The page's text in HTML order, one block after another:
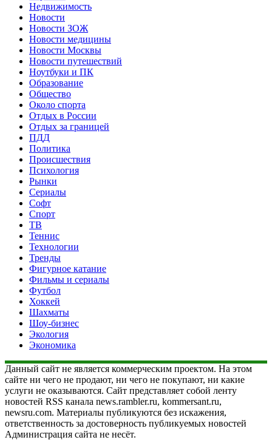
Недвижимость
Новости
Новости ЗОЖ
Новости медицины
Новости Москвы
Новости путешествий
Ноутбуки и ПК
Образование
Общество
Около спорта
Отдых в России
Отдых за границей
ПДД
Политика
Происшествия
Психология
Рынки
Сериалы
Софт
Спорт
ТВ
Теннис
Технологии
Тренды
Фигурное катание
Фильмы и сериалы
Футбол
Хоккей
Шахматы
Шоу-бизнес
Экология
Экономика
Данный сайт не является коммерческим проектом. На этом
сайте ни чего не продают, ни чего не покупают, ни какие
услуги не оказываются. Сайт представляет собой ленту
новостей RSS канала news.rambler.ru, kommersant.ru,
newsru.com. Материалы публикуются без искажения,
ответственность за достоверность публикуемых новостей
Администрация сайта не несёт.